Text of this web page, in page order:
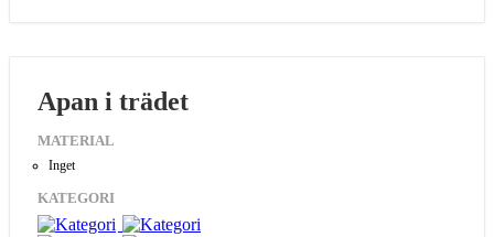
Apan i trädet
MATERIAL
Inget
KATEGORI